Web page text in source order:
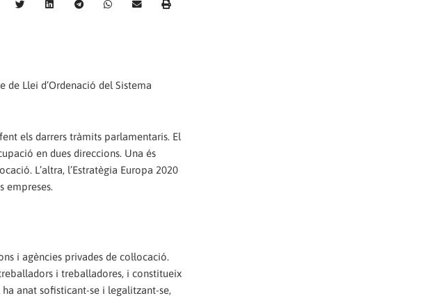
Llei d’Ordenació del Sistema
els darrers tràmits parlamentaris. El
en dues direccions. Una és
L’altra, l’Estratègia Europa 2020
empreses.
i agències privades de col·locació.
i treballadores, i constitueix
anat sofisticant-se i legalitzant-se,